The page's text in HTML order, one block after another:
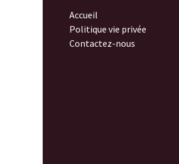
Accueil
Politique vie privée
Contactez-nous